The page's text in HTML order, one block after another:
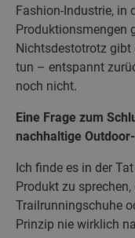
Fashion-Industrie, in
Produktionsmengen
Nichtsdestotrotz gibt
tun – entspannt
noch nicht.
Eine Frage zum
nachhaltige
Ich finde es in der
Produkt zu
Trailrunningschuhe
Prinzip nie wirklich